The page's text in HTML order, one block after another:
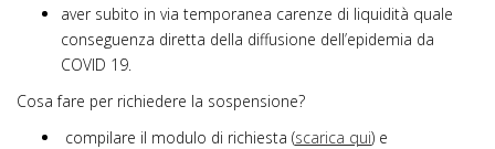
aver subito in via temporanea carenze di liquidità quale
conseguenza diretta della diffusione dell’epidemia da
COVID 19.
Cosa fare per richiedere la sospensione?
compilare il modulo di richiesta (scarica qui) e